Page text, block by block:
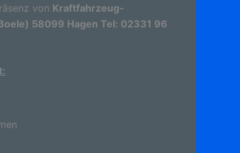
von Kraftfahrzeug-
58099 Hagen Tel: 02331 96